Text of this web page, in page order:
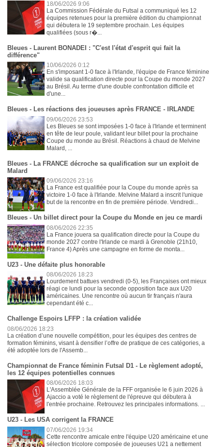
18/06/2026 9:06
La Commission Fédérale du Futsal a communiqué les 12
équipes retenues pour la première édition du championnat
qui débutera le 19 septembre prochain. Les équipes
qualifiées (sous r�...
Bleues - Laurent BONADEI : "C'est l'état d'esprit qui fait la
différence"
10/06/2026 0:12
En s'imposant 1-0 face à l'Irlande, l'équipe de France féminine
valide sa qualification directe pour la Coupe du monde 2027
au Brésil. Au terme d'une double confrontation difficile et
d'une...
Bleues - Les réactions des joueuses après FRANCE - IRLANDE
09/06/2026 23:53
Les Bleues se sont imposées 1-0 face à l'Irlande et terminent
en tête de leur poule, validant leur billet pour la prochaine
Coupe du monde au Brésil. Réactions à chaud de Melvine
Malard, ...
Bleues - La FRANCE décroche sa qualification sur un exploit de
Malard
09/06/2026 23:16
La France est qualifiée pour la Coupe du monde après sa
victoire 1-0 face à l'Irlande. Melvine Malard a inscrit l'unique
but de la rencontre en fin de première période. Vendredi...
Bleues - Un billet direct pour la Coupe du Monde en jeu ce mardi
08/06/2026 22:35
La France jouera sa qualification directe pour la Coupe du
monde 2027 contre l'Irlande ce mardi à Grenoble (21h10,
France 4) Après une campagne en forme de monta...
U23 - Une défaite plus honorable
08/06/2026 18:23
Lourdement battues vendredi (0-5), les Françaises ont mieux
réagi ce lundi pour la seconde opposition face aux U20
américaines. Une rencontre où aucun tir français n'aura
cependant été c...
Challenge Espoirs LFFP : la création validée
08/06/2026 18:23
La création d’une nouvelle compétition, pour les équipes des centres de
formation féminins, visant à densifier l’offre de pratique de ces catégories, a
été adoptée lors de l'Assemb...
Championnat de France féminin Futsal D1 - Le règlement adopté,
les 12 équipes potentielles connues
08/06/2026 18:03
L'Assemblée Générale de la FFF organisée le 6 juin 2026 à
Ajaccio a voté le règlement de l'épreuve qui débutera à
l'entrée prochaine. Retrouvez les principales informations. ...
U23 - Les USA corrigent la FRANCE
07/06/2026 19:34
Cette rencontre amicale entre l'équipe U20 américaine et une
sélection tricolore composée de joueuses U21 a nettement